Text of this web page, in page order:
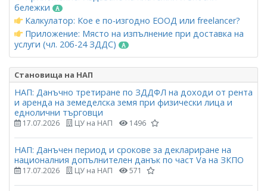
бележки
Калкулатор: Кое е по-изгодно ЕООД или freelancer?
Приложение: Място на изпълнение при доставка на
услуги (чл. 20б-24 ЗДДС)
Становища на НАП
НАП: Данъчно третиране по ЗДДФЛ на доходи от рента
и аренда на земеделска земя при физически лица и
еднолични търговци
17.07.2026 ЦУ на НАП 1496
НАП: Данъчен период и срокове за деклариране на
националния допълнителен данък по част Vа на ЗКПО
17.07.2026 ЦУ на НАП 571